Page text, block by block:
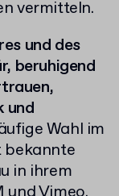
vermitteln.
und des
beruhigend
und
Wahl im
bekannte
in ihrem